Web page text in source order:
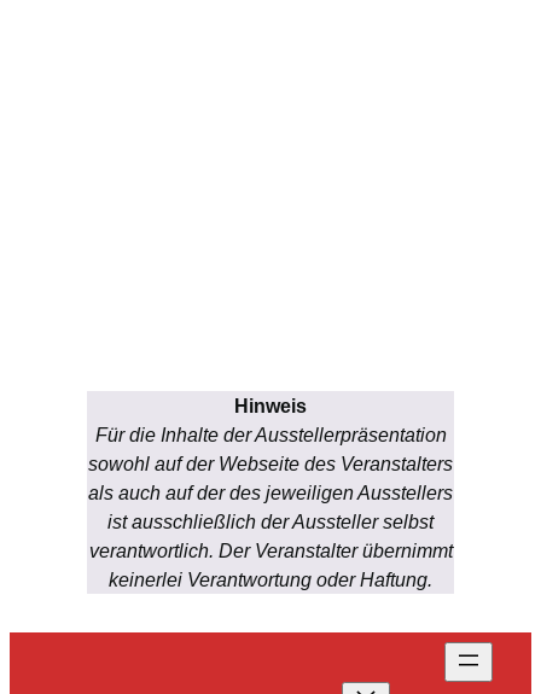
Hinweis
Für die Inhalte der Ausstellerpräsentation
sowohl auf der Webseite des Veranstalters
als auch auf der des jeweiligen Ausstellers
ist ausschließlich der Aussteller selbst
verantwortlich. Der Veranstalter übernimmt
keinerlei Verantwortung oder Haftung.